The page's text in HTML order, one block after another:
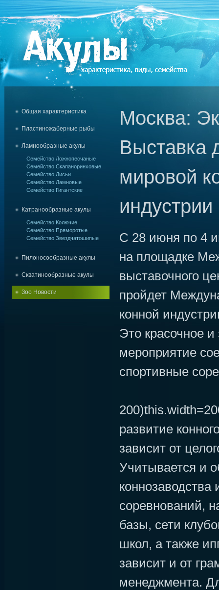
Общая характеристика
Пластиножаберные рыбы
Ламнообразные акулы
Семейство Ложнопесчаные
Семейство Скапаноринховые
Семейство Лисьи
Семейство Ламновые
Семейство Гигантские
Катранообразные акулы
Семейство Колючие
Семейство Пряморотые
Семейство Звездчатошипые
Пилоносообразные акулы
Скватинообразные акулы
Зоо Новости
Москва:
Выставка
мировой
индустрии
С 28 июня по 4
на площадке
выставочного
пройдет
конной
Это красочное
мероприятие
спортивные
развитие
зависит от
Учитывается и
соревнований,
базы, сети
школ, а также
зависит и от
менеджмента.